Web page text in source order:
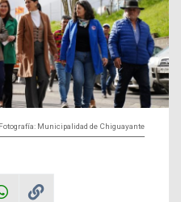
Fotografía: Municipalidad de Chiguayante